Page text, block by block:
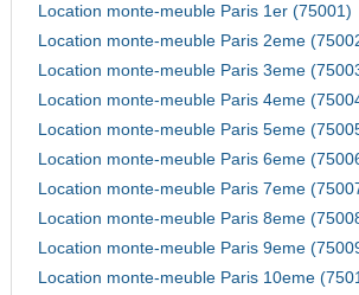
Location monte-meuble Paris 1er (75001)
Location monte-meuble Paris 2eme
Location monte-meuble Paris 3eme
Location monte-meuble Paris 4eme
Location monte-meuble Paris 5eme
Location monte-meuble Paris 6eme
Location monte-meuble Paris 7eme
Location monte-meuble Paris 8eme
Location monte-meuble Paris 9eme
Location monte-meuble Paris 10eme